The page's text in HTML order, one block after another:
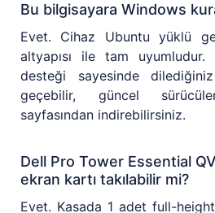
Bu bilgisayara Windows
Evet. Cihaz Ubuntu yüklü
altyapısı ile tam
desteği sayesinde
geçebilir, güncel
sayfasından indirebilirsiniz.
Dell Pro Tower Essential
ekran kartı takılabilir mi?
Evet. Kasada 1 adet full-